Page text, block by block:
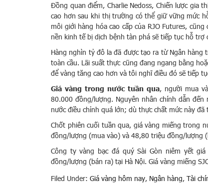
Đồng quan điểm, Charlie Nedoss, Chiến lược gia
cao hơn sau khi thị trường có thể giữ vững mức
môi giới hàng hóa cao cấp của RJO Futures,
nền kinh tế bị dịch bệnh tàn phá sẽ tiếp tục hỗ trợ
Hàng nghìn tỷ đô la đã được tạo ra từ Ngân hàng
toàn cầu. Lãi suất thực cũng đang ngang bằng
để vàng tăng cao hơn và tôi nghĩ điều đó sẽ tiếp
Giá vàng trong nước tuần qua, người mua
80.000 đồng/lượng. Nguyên nhân chính dẫn
nước điều chỉnh quá lớn; dù thực chất mức này
Chốt phiên cuối tuần qua, giá vàng miếng trong
đồng/lượng (mua vào) và 48,80 triệu đồng/lượng
Công ty vàng bạc đá quý Sài Gòn niêm yết
đồng/lượng (bán ra) tại Hà Nội. Giá vàng miếng
Filed Under: Giá vàng hôm nay, Ngân hàng, Tài